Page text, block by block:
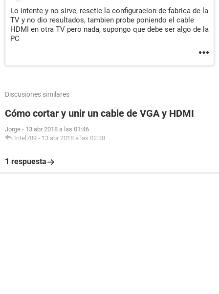
Lo intente y no sirve, resetie la configuracion de fabrica de la
TV y no dio resultados, tambien probe poniendo el cable
HDMI en otra TV pero nada, supongo que debe ser algo de la
PC
Discusiones similares
Cómo cortar y unir un cable de VGA y HDMI
Jorge - 13 abr 2018 a las 01:46
Intel789 - 13 abr 2018 a las 02:38
1 respuesta